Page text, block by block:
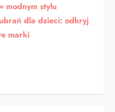
modnym stylu
dla dzieci: odkryj
marki